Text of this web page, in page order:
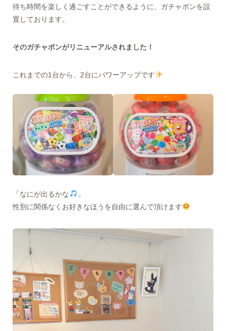
待ち時間を楽しく過ごすことができるように、ガチャポンを設
置しております。
そのガチャポンがリニューアルされました！
これまでの1台から、2台にパワーアップです
「なにが出るかな
」
性別に関係なくお好きなほうを自由に選んで頂けます